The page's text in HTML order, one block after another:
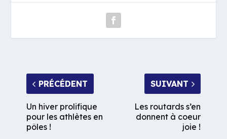
PRÉCÉDENT
Un hiver prolifique
pour les athlètes en
pôles !
SUIVANT
Les routards s’en
donnent à coeur
joie !